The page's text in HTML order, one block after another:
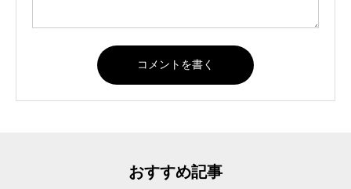
おすすめ記事